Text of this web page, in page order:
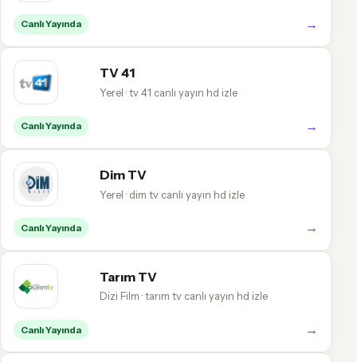
Canlı Yayında →
TV 41
Yerel · tv 41 canlı yayın hd izle
Canlı Yayında →
Dim TV
Yerel · dim tv canlı yayın hd izle
Canlı Yayında →
Tarım TV
Dizi Film · tarım tv canlı yayın hd izle
Canlı Yayında →